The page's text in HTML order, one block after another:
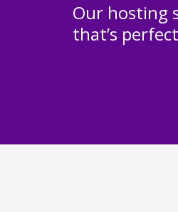
Our hosting
that’s